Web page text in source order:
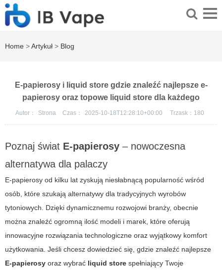
Home >Artykuł > Blog
E-papierosy i liquid store gdzie znaleźć najlepsze e-
papierosy oraz topowe liquid store dla każdego
Autor： Strona Czas： 2025-10-18T12:28:10+00:00 Trzask： 180
Poznaj świat E-papierosy – nowoczesna
alternatywa dla palaczy
E-papierosy od kilku lat zyskują niesłabnącą popularność wśród
osób, które szukają alternatywy dla tradycyjnych wyrobów
tytoniowych. Dzięki dynamicznemu rozwojowi branży, obecnie
można znaleźć ogromną ilość modeli i marek, które oferują
innowacyjne rozwiązania technologiczne oraz wyjątkowy komfort
użytkowania. Jeśli chcesz dowiedzieć się, gdzie znaleźć najlepsze
E-papierosy oraz wybrać liquid store spełniający Twoje